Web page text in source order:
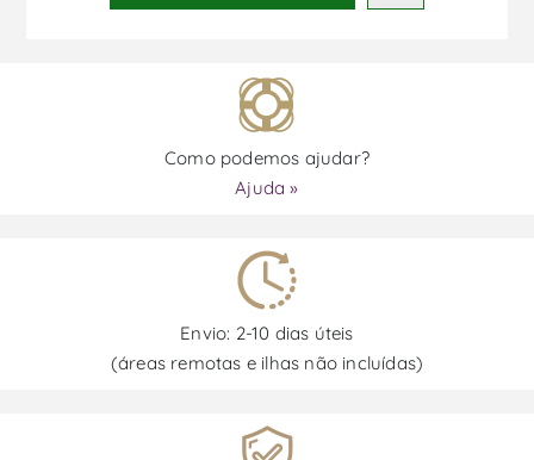
Como podemos ajudar?
Ajuda »
Envio: 2-10 dias úteis
(áreas remotas e ilhas não incluídas)